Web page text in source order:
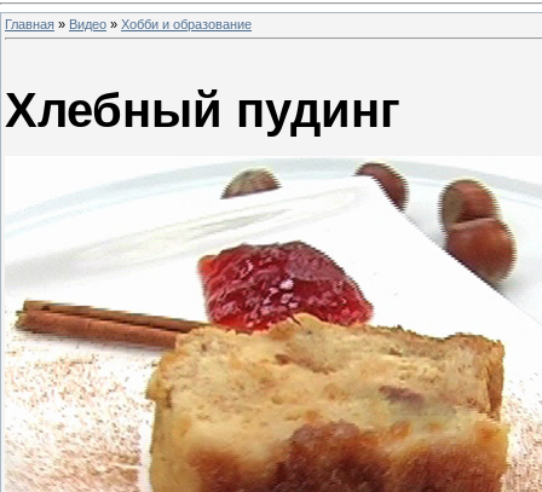
Главная » Видео » Хобби и образование
Хлебный пудинг